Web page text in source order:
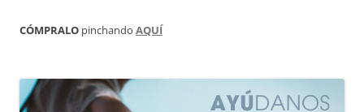
CÓMPRALO pinchando AQUÍ